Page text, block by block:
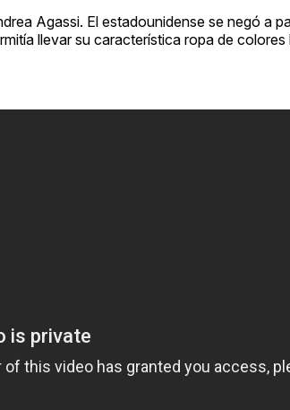
Agassi. El estadounidense se negó a
llevar su característica ropa de